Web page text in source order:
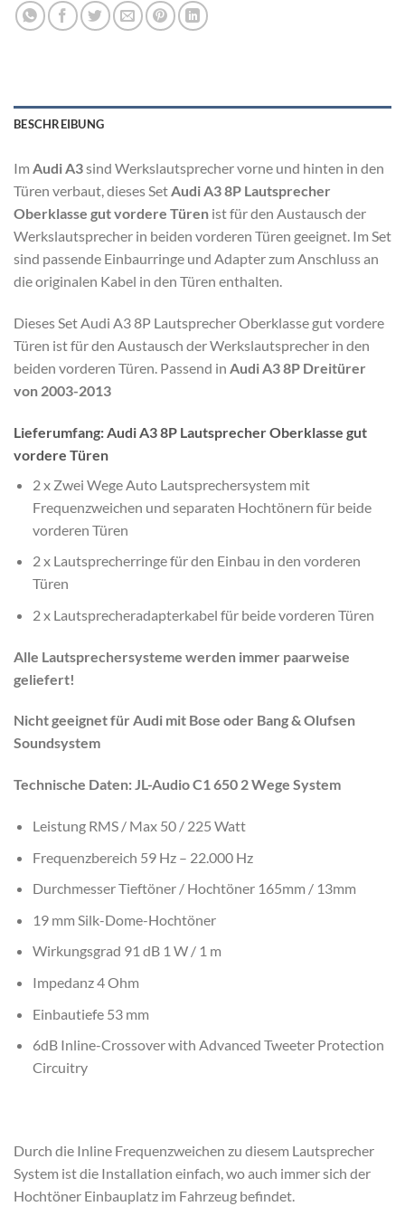
BESCHREIBUNG
Im Audi A3sind Werkslautsprecher vorne und hinten in den
Türen verbaut, dieses SetAudi A3 8P Lautsprecher
Oberklasse gut vordere Türen ist für den Austausch der
Werkslautsprecher in beiden vorderen Türen geeignet. Im Set
sind passende Einbaurringe und Adapter zum Anschluss an
die originalen Kabel in den Türen enthalten.
Dieses Set Audi A3 8P Lautsprecher Oberklasse gut vordere
Türen ist für den Austausch der Werkslautsprecher in den
beiden vorderen Türen. Passend in Audi A3 8P Dreitürer
von 2003-2013
Lieferumfang: Audi A3 8P Lautsprecher Oberklasse gut
vordere Türen
2 x Zwei Wege Auto Lautsprechersystem mit
Frequenzweichen und separaten Hochtönern für beide
vorderen Türen
2 x Lautsprecherringe für den Einbau in den vorderen
Türen
2 x Lautsprecheradapterkabel für beide vorderen Türen
Alle Lautsprechersysteme werden immer paarweise
geliefert!
Nicht geeignet für Audi mit Bose oder Bang & Olufsen
Soundsystem
Technische Daten: JL-Audio C1 650 2 Wege System
Leistung RMS / Max 50 / 225 Watt
Frequenzbereich 59 Hz – 22.000 Hz
Durchmesser Tieftöner / Hochtöner 165mm / 13mm
19 mm Silk-Dome-Hochtöner
Wirkungsgrad 91 dB 1 W / 1 m
Impedanz 4 Ohm
Einbautiefe 53 mm
6dB Inline-Crossover with Advanced Tweeter Protection
Circuitry
Durch die Inline Frequenzweichen zu diesem Lautsprecher
System ist die Installation einfach, wo auch immer sich der
Hochtöner Einbauplatz im Fahrzeug befindet.